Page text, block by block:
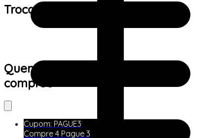
Trocas e devoluções:
Quem viu este produto também
comprou